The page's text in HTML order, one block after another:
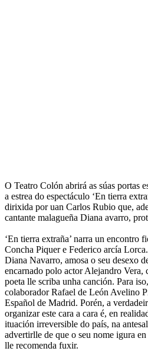
O Teatro Colón abrirá as súas portas
a estrea do espectáculo ‘En tierra
dirixida por uan Carlos Rubio que,
cantante malagueña Diana avarro,
‘En tierra extraña’ narra un encontro
Concha Piquer e Federico arcía
Diana Navarro, amosa o seu desexo
encarnado polo actor Alejandro Vera,
poeta lle scriba unha canción. Para
colaborador Rafael de León Avelino
Español de Madrid. Porén, a
organizar este cara a cara é, en
ituación irreversible do país, na
advertirlle de que o seu nome igura
lle recomenda fuxir.